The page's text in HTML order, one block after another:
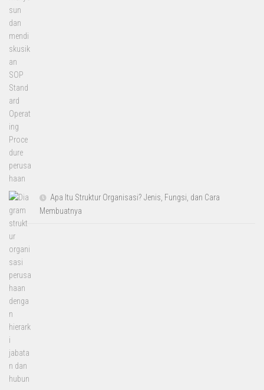
Apa Itu Struktur Organisasi? Jenis, Fungsi, dan Cara
Membuatnya